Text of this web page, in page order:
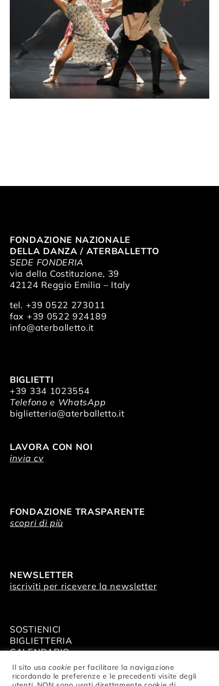
FONDAZIONE NAZIONALE
DELLA DANZA / ATERBALLETTO
SEDE FONDERIA
via della Costituzione, 39
42124 Reggio Emilia – Italy
tel. +39 0522 273011
fax +39 0522 924189
info@aterballetto.it
BIGLIETTI
+39 334 1023554
Telefono e WhatsApp
biglietteria@aterballetto.it
LAVORA CON NOI
invia cv
FONDAZIONE TRASPARENTE
scopri di più
NEWSLETTER
iscriviti per ricevere la newsletter
SOSTIENICI
BIGLIETTERIA
CALENDARIO
AFFITTA GLI SPAZI
Il sito usacookie per facilitare la navigazione
ricordando le preferenze e le precedenti visite degli